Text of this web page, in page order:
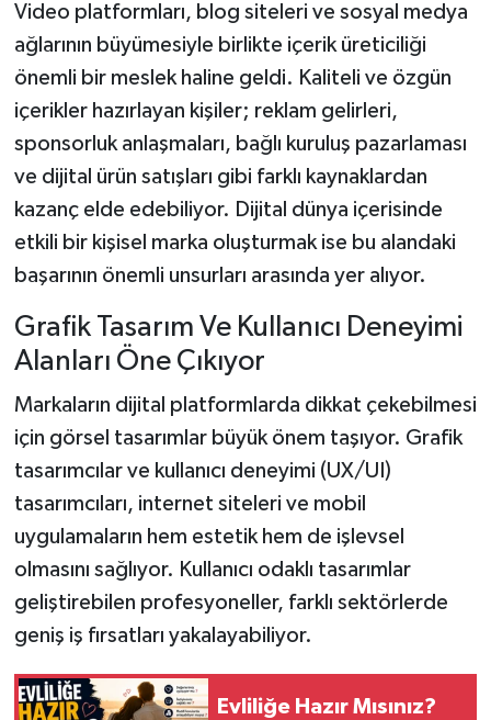
Video platformları, blog siteleri ve sosyal medya
ağlarının büyümesiyle birlikte içerik üreticiliği
önemli bir meslek haline geldi. Kaliteli ve özgün
içerikler hazırlayan kişiler; reklam gelirleri,
sponsorluk anlaşmaları, bağlı kuruluş pazarlaması
ve dijital ürün satışları gibi farklı kaynaklardan
kazanç elde edebiliyor. Dijital dünya içerisinde
etkili bir kişisel marka oluşturmak ise bu alandaki
başarının önemli unsurları arasında yer alıyor.
Grafik Tasarım Ve Kullanıcı Deneyimi
Alanları Öne Çıkıyor
Markaların dijital platformlarda dikkat çekebilmesi
için görsel tasarımlar büyük önem taşıyor. Grafik
tasarımcılar ve kullanıcı deneyimi (UX/UI)
tasarımcıları, internet siteleri ve mobil
uygulamaların hem estetik hem de işlevsel
olmasını sağlıyor. Kullanıcı odaklı tasarımlar
geliştirebilen profesyoneller, farklı sektörlerde
geniş iş fırsatları yakalayabiliyor.
Evliliğe Hazır Mısınız?